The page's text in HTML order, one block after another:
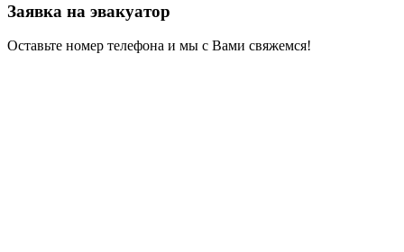
Заявка на эвакуатор
Оставьте номер телефона и мы с Вами свяжемся!